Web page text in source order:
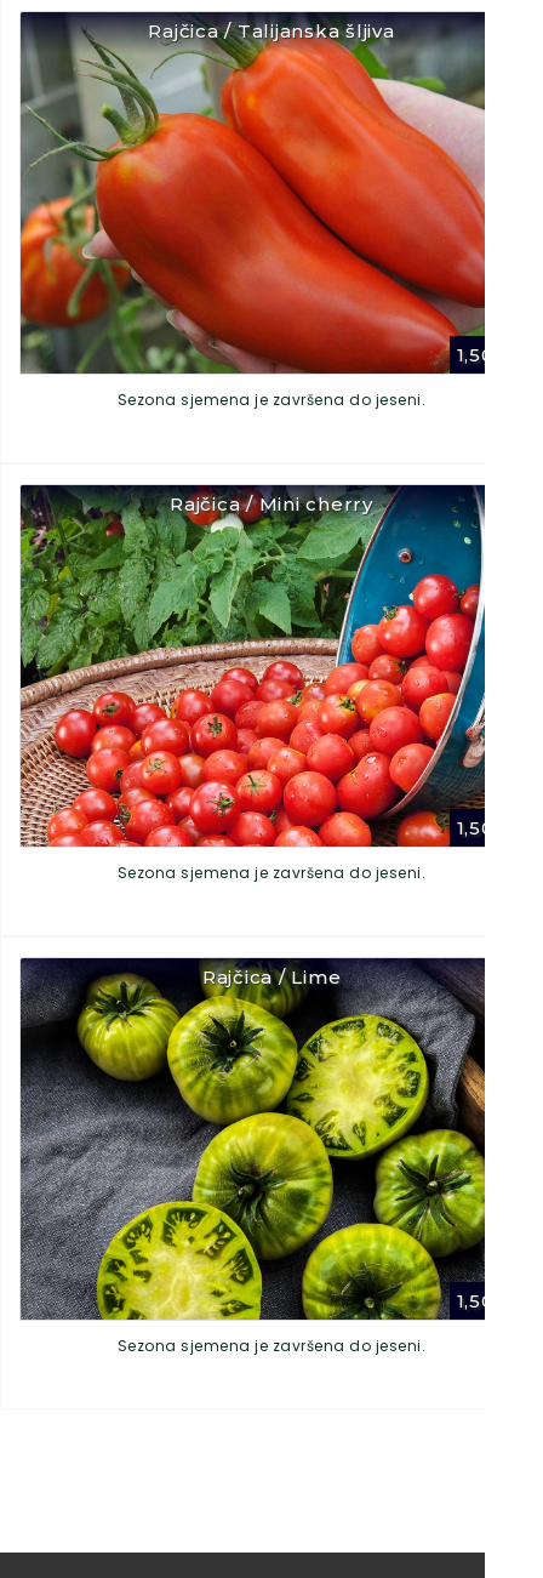
Rajčica / Talijanska šljiva
1,50
Sezona sjemena je završena do jeseni.
Rajčica / Mini cherry
1,50
Sezona sjemena je završena do jeseni.
Rajčica / Lime
1,50
Sezona sjemena je završena do jeseni.